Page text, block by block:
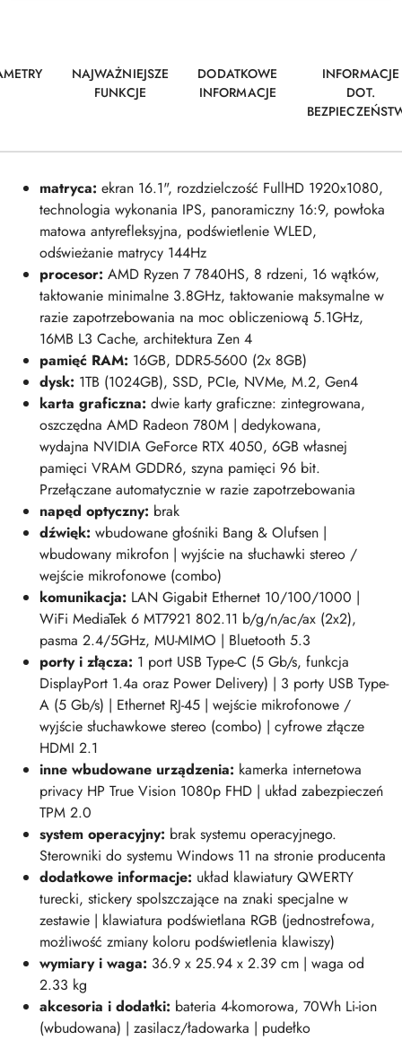
NAJWAŻNIEJSZE
FUNKCJE
DODATKOWE
INFORMACJE
INFORMACJE
DOT.
matryca: ekran 16.1", rozdzielczość FullHD 1920x1080,
technologia wykonania IPS, panoramiczny 16:9, powłoka
matowa antyrefleksyjna, podświetlenie WLED,
odświeżanie matrycy 144Hz
procesor: AMD Ryzen 7 7840HS, 8 rdzeni, 16 wątków,
taktowanie minimalne 3.8GHz, taktowanie maksymalne w
razie zapotrzebowania na moc obliczeniową 5.1GHz,
16MB L3 Cache, architektura Zen 4
pamięć RAM: 16GB, DDR5-5600 (2x 8GB)
dysk: 1TB (1024GB), SSD, PCIe, NVMe, M.2, Gen4
karta graficzna: dwie karty graficzne: zintegrowana,
oszczędna AMD Radeon 780M | dedykowana,
wydajna NVIDIA GeForce RTX 4050, 6GB własnej
pamięci VRAM GDDR6, szyna pamięci 96 bit.
Przełączane automatycznie w razie zapotrzebowania
napęd optyczny: brak
dźwięk: wbudowane głośniki Bang & Olufsen |
wbudowany mikrofon | wyjście na słuchawki stereo /
wejście mikrofonowe (combo)
komunikacja: LAN Gigabit Ethernet 10/100/1000 |
WiFi MediaTek 6 MT7921 802.11 b/g/n/ac/ax (2x2),
pasma 2.4/5GHz, MU-MIMO | Bluetooth 5.3
porty i złącza: 1 port USB Type-C (5 Gb/s, funkcja
DisplayPort 1.4a oraz Power Delivery) | 3 porty USB Type-
A (5 Gb/s) | Ethernet RJ-45 | wejście mikrofonowe /
wyjście słuchawkowe stereo (combo) | cyfrowe złącze
HDMI 2.1
inne wbudowane urządzenia: kamerka internetowa
privacy HP True Vision 1080p FHD | układ zabezpieczeń
TPM 2.0
system operacyjny: brak systemu operacyjnego.
Sterowniki do systemu Windows 11 na stronie producenta
dodatkowe informacje: układ klawiatury QWERTY
turecki, stickery spolszczające na znaki specjalne w
zestawie | klawiatura podświetlana RGB (jednostrefowa,
możliwość zmiany koloru podświetlenia klawiszy)
wymiary i waga: 36.9 x 25.94 x 2.39 cm | waga od
2.33 kg
akcesoria i dodatki: bateria 4-komorowa, 70Wh Li-ion
(wbudowana) | zasilacz/ładowarka | pudełko